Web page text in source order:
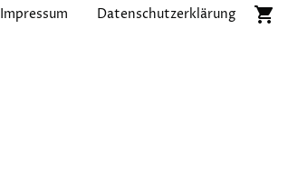
Impressum Datenschutzerklärung